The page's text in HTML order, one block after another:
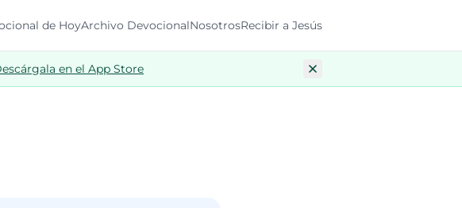
de HoyArchivo DevocionalNosotrosRecibir a Jesús
en el App Store